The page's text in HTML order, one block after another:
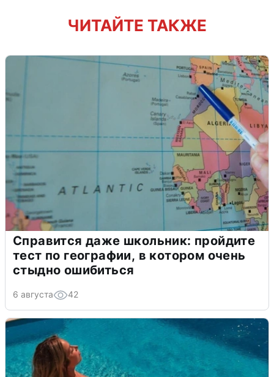
ЧИТАЙТЕ ТАКЖЕ
Справится даже школьник: пройдите
тест по географии, в котором очень
стыдно ошибиться
6 августа 42